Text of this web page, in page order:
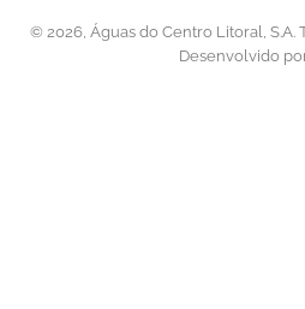
© 2026, Águas do Centro Litoral, S.A.
Desenvolvido